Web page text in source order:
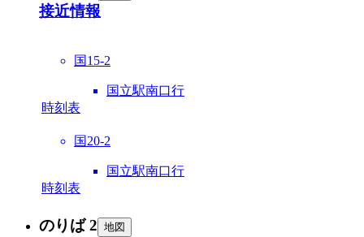
接近情報
国15-2
国立駅南口行
時刻表
国20-2
国立駅南口行
時刻表
のりば 2 地図